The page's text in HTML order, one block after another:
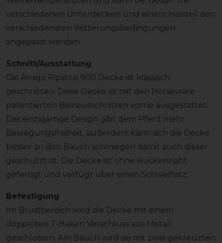
verschiedenen Unterdecken und einem Halsteil den
verschiedensten Witterungsbedingungen
angepasst werden.
Schnitt/Ausstattung
Die Amigo Ripstop 900 Decke ist klassisch
geschnitten. Diese Decke ist mit den Horseware
patentierten Beinausschnitten vorne ausgestattet.
Das einzigartige Design gibt dem Pferd mehr
Bewegungsfreiheit, außerdem kann sich die Decke
besser an den Bauch schmiegen damit auch dieser
geschützt ist. Die Decke ist ohne Rückennaht
gefertigt und verfügt über einen Schweiflatz.
Befestigung
Im Brustbereich wird die Decke mit einem
doppelten T-Haken Verschluss aus Metall
geschlossen. Am Bauch wird sie mit zwei gekreuzten